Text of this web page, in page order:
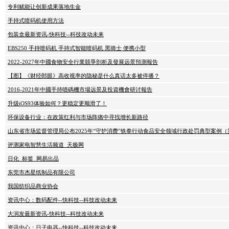
专利赋能让创新成果落地生金
手持式喷码机使用方法
包装盒最新资讯-快科技--科技改动未来
EBS250 手持喷码机 手持式智能喷码机 黑骑士 便携小型
2022-2027年中國食物安全行業競爭剖析及發展远景預測報告
【图】《财经郎眼》高收视率的隐秘是什么真话太多被停播？
2016-2021年中國手持噴碼機市場远景及投資機會研讨報告
升级iOS93体验如何？更稳定更顺滑了！
环保设备行业：在政策红利与市场阵痛中寻找增长新路径
山东省市场监督管理局公布2025年“守护消费”铁拳行动食品安全领域行政处罚典型案例（
评测家电智慧生活频道_天极网
日化_标签_网易出品
东莞市杰星纸制品有限公司
我国纺织品商业协会
资讯中心：数码配件--快科技--科技改动未来
大润发最新资讯-快科技--科技改动未来
资讯中心：日子电器--快科技--科技改动未来